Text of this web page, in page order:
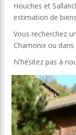
Houches et
estimation de
Vous recherchez
Chamonix ou
N'hésitez pas à